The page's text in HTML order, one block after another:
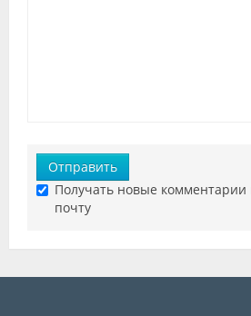
Отправить
Получать новые комментарии
почту